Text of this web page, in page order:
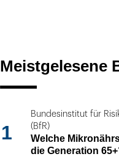
Meistgelesene
1
Bundesinstitut für
(BfR)
Welche
die Generation